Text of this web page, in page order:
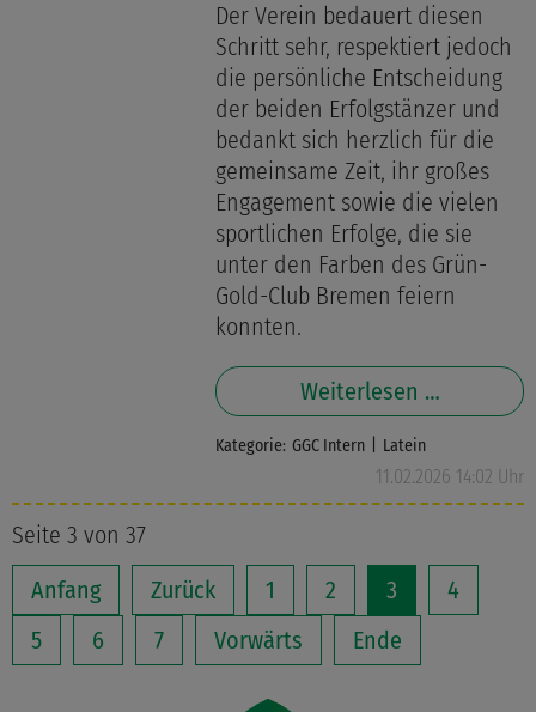
Der Verein bedauert diesen
Schritt sehr, respektiert jedoch
die persönliche Entscheidung
der beiden Erfolgstänzer und
bedankt sich herzlich für die
gemeinsame Zeit, ihr großes
Engagement sowie die vielen
sportlichen Erfolge, die sie
unter den Farben des Grün-
Gold-Club Bremen feiern
konnten.
Weiterlesen …
Kategorie: GGC Intern Latein
11.02.2026 14:02 Uhr
Seite 3 von 37
Anfang
Zurück 1 2 3
4
5
6 7 Vorwärts Ende